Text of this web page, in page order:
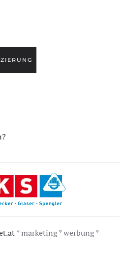
* marketing * werbung *